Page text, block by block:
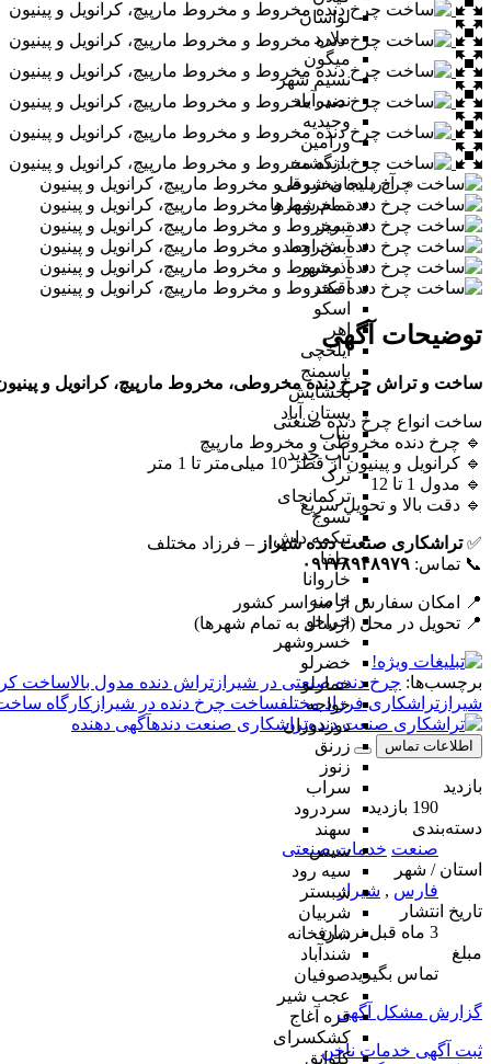
لواسان
ملارد
میگون
نسیم شهر
نصیرآباد
وحیدیه
ورامین
بازگشت
آذربایجان شرقی
تمام شهر‌ها
تبریز
آبش احمد
آذرشهر
آقکند
اسکو
اهر
ایلخچی
باسمنج
بخشایش
بستان آباد
بناب
ناب جدید
ترک
ترکمانچای
تسوج
تیکمه داش
جلفا
خاروانا
خامنه
خراجو
خسروشهر
خضرلو
خمارلو
خواجه
دوزدوزان
زرنق
زنوز
سراب
سردرود
سهند
سیس
سیه رود
شبستر
شربیان
شرفخانه
شندآباد
صوفیان
عجب شیر
قره آغاج
کشکسرای
کلوانق
توضیحات آگهی
ساخت و تراش چرخ دنده مخروطی، مخروط مارپیچ، کرانویل و
ساخت انواع چرخ دنده صنعتی
🔹 چرخ دنده مخروطی و مخروط مارپیچ
🔹 کرانویل و پینیون از قطر 10 میلی‌متر تا 1 متر
🔹 مدول 1 تا 12
🔹 دقت بالا و تحویل سریع
✅تراشکاری صنعت دنده شیراز – فرزاد مختلف
📞 تماس: ۰۹۱۷۸۹۴۸۹۷۹
📍 امکان سفارش از سراسر کشور
📍 تحویل در محل (ارسال به تمام شهرها)
برچسب‌ها: چرخ دنده صنعتی در شیراز تراش دنده مدول بالاساخت
شیراز تراشکاری فرزاد مختلفساخت چرخ دنده در شیراز کارگاه
تراشکاری صنعت دندهآگهی دهنده
اطلاعات تماس
بازدید
190 بازدید
دسته‌بندی
صنعت خدمات صنعتی
استان / شهر
فارس , شیراز
تاریخ انتشار
3 ماه قبل
نردبان
مبلغ
تماس بگیرید
گزارش مشکل آگهی
ثبت آگهی خدمات ناخن